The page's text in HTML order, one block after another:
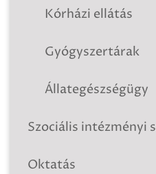
Kórházi ellátás
Gyógyszertárak
Állategészségügy
Szociális intézményi
Oktatás